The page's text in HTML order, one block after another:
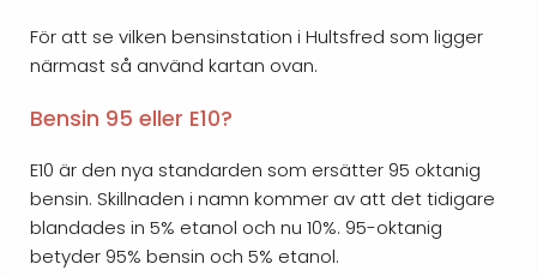
För att se vilken bensinstation i Hultsfred som ligger
närmast så använd kartan ovan.
Bensin 95 eller E10?
E10 är den nya standarden som ersätter 95 oktanig
bensin. Skillnaden i namn kommer av att det tidigare
blandades in 5% etanol och nu 10%. 95-oktanig
betyder 95% bensin och 5% etanol.